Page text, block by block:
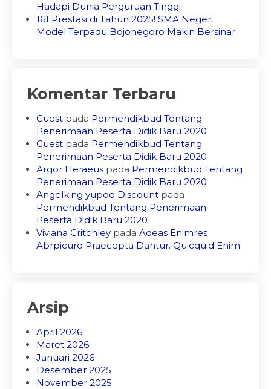
Hadapi Dunia Perguruan Tinggi
161 Prestasi di Tahun 2025! SMA Negeri
Model Terpadu Bojonegoro Makin Bersinar
Komentar Terbaru
Guest pada Permendikbud Tentang
Penerimaan Peserta Didik Baru 2020
Guest pada Permendikbud Tentang
Penerimaan Peserta Didik Baru 2020
Argor Heraeus pada Permendikbud Tentang
Penerimaan Peserta Didik Baru 2020
Angelking yupoo Discount pada
Permendikbud Tentang Penerimaan
Peserta Didik Baru 2020
Viviana Critchley pada Adeas Enimres
Abrpicuro Praecepta Dantur. Quicquid Enim
Arsip
April 2026
Maret 2026
Januari 2026
Desember 2025
November 2025